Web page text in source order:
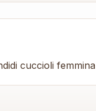
cuccioli femmina